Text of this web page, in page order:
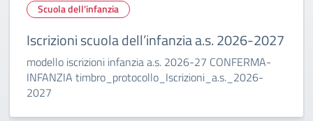
Scuola dell'infanzia
Iscrizioni scuola dell’infanzia a.s. 2026-2027
modello iscrizioni infanzia a.s. 2026-27 CONFERMA-
INFANZIA timbro_protocollo_Iscrizioni_a.s._2026-
2027